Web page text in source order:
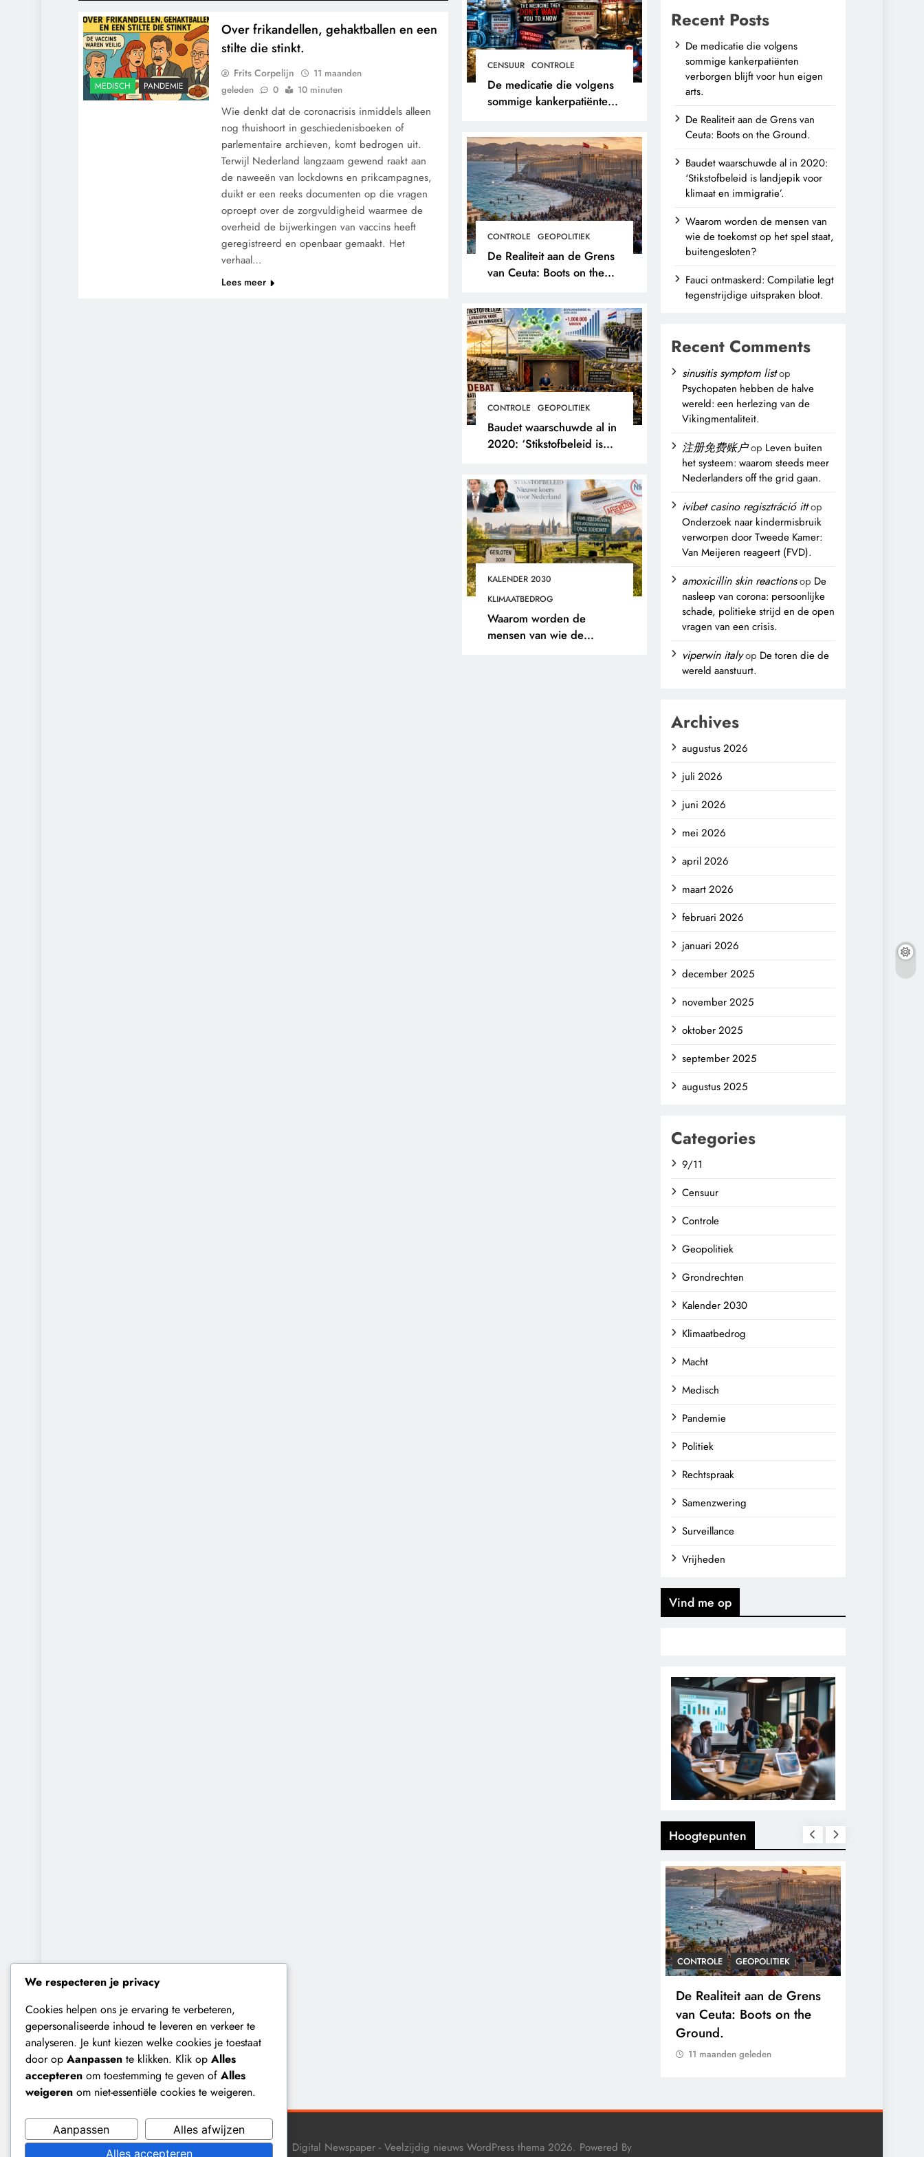
CENSUUR CONTROLE
De medicatie die volgens
sommige kankerpatiënten
eigen arts.
CONTROLE GEOPOLITIEK
De Realiteit aan de Grens
van Ceuta: Boots on the
CONTROLE GEOPOLITIEK
Baudet waarschuwde al in
2020: ‘Stikstofbeleid is
immigratie’.
KALENDER 2030
KLIMAATBEDROG
Waarom worden de
mensen van wie de
MEDISCH PANDEMIE
Over frikandellen, gehaktballen en een
stilte die stinkt.
Frits Corpelijn
11 maanden
geleden
0 10 minuten
Wie denkt dat de coronacrisis inmiddels alleen
nog thuishoort in geschiedenisboeken of
parlementaire archieven, komt bedrogen uit.
Terwijl Nederland langzaam gewend raakt aan
de naweeën van lockdowns en prikcampagnes,
duikt er een reeks documenten op die vragen
oproept over de zorgvuldigheid waarmee de
overheid de bijwerkingen van vaccins heeft
geregistreerd en openbaar gemaakt. Het
verhaal…
Lees meer
Recent Posts
De medicatie die volgens
sommige kankerpatiënten
verborgen blijft voor hun eigen
arts.
De Realiteit aan de Grens van
Ceuta: Boots on the Ground.
Baudet waarschuwde al in 2020:
‘Stikstofbeleid is landjepik voor
klimaat en immigratie’.
Waarom worden de mensen van
wie de toekomst op het spel staat,
buitengesloten?
Fauci ontmaskerd: Compilatie legt
tegenstrijdige uitspraken bloot.
Recent Comments
sinusitis symptom listop
Psychopaten hebben de halve
wereld: een herlezing van de
Vikingmentaliteit.
注册免费账户op Leven buiten
het systeem: waarom steeds meer
Nederlanders off the grid gaan.
ivibet casino regisztráció ittop
Onderzoek naar kindermisbruik
verworpen door Tweede Kamer:
Van Meijeren reageert (FVD).
amoxicillin skin reactionsop De
nasleep van corona: persoonlijke
schade, politieke strijd en de open
vragen van een crisis.
viperwin italyop De toren die de
wereld aanstuurt.
Archives
augustus 2026
juli 2026
juni 2026
mei 2026
april 2026
maart 2026
februari 2026
januari 2026
december 2025
november 2025
oktober 2025
september 2025
augustus 2025
Categories
9/11
Censuur
Controle
Geopolitiek
Grondrechten
Kalender 2030
Klimaatbedrog
Macht
Medisch
Pandemie
Politiek
Rechtspraak
Samenzwering
Surveillance
Vrijheden
Vind me op
Hoogtepunten
CONTROLE GEOPOLITIEK
De Realiteit aan de Grens
van Ceuta: Boots on the
Ground.
11 maanden geleden
Digital Newspaper - Veelzijdig nieuws WordPress thema 2026. Powered By
We respecteren je privacy
Cookies helpen ons je ervaring te verbeteren,
gepersonaliseerde inhoud te leveren en verkeer te
analyseren. Je kunt kiezen welke cookies je toestaat
door op Aanpassen te klikken. Klik op Alles
accepteren om toestemming te geven of Alles
weigeren om niet-essentiële cookies te weigeren.
Aanpassen
Alles afwijzen
Alles accepteren